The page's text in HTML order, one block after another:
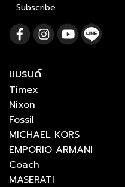
Subscribe
แบรนด์
Timex
Nixon
Fossil
MICHAEL KORS
EMPORIO ARMANI
Coach
MASERATI